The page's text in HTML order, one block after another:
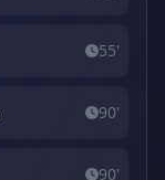
55'
90'
90'